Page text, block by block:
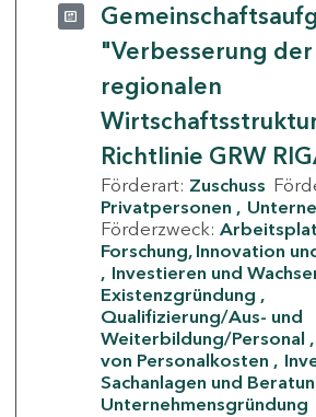
"Verbesserung der
regionalen
Richtlinie GRW
Förderart: Zuschuss
Privatpersonen
Förderzweck:
Forschung, Innovation
Investieren und
Existenzgründung
Qualifizierung/Aus- und
Weiterbildung/Personal
von Personalkosten
Sachanlagen und
Unternehmensgründung